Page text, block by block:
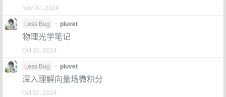
Nov 30, 2024
Less Bug
• pluvet
物理光学笔记
Oct 30, 2024
Less Bug
• pluvet
深入理解向量场微积分
Oct 27, 2024